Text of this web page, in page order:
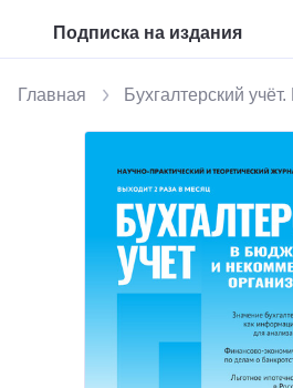
Подписка на издания
Главная Бухгалтерский